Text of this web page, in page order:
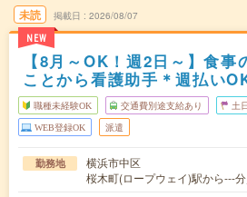
未読
NEW
掲載日 2026/08/07
【8月～OK！週2日～】食事
ことから看護助手＊週払い
職種未経験OK 交通費別途支給あり 土
WEB登録OK 派遣
勤務地
横浜市中区
桜木町(ロープウェイ)駅から---